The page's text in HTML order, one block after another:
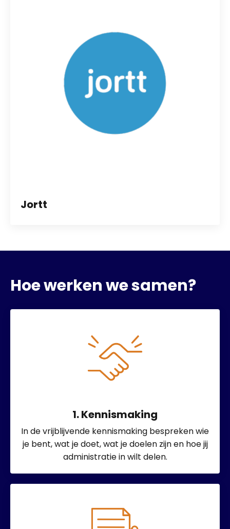
Jortt
Hoe werken we samen?
1. Kennismaking
In de vrijblijvende kennismaking bespreken wie
je bent, wat je doet, wat je doelen zijn en hoe jij
administratie in wilt delen.